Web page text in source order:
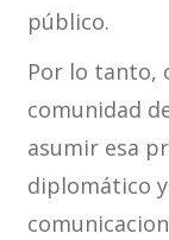
público.
Por lo tanto,
comunidad
asumir esa
diplomático